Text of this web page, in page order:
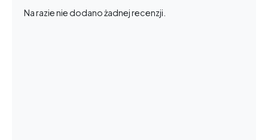
Na razie nie dodano żadnej recenzji.